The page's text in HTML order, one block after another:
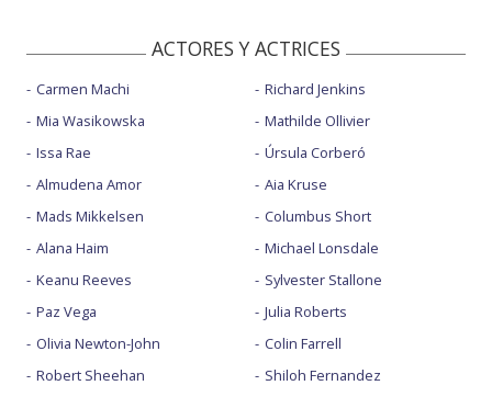
ACTORES Y ACTRICES
Carmen Machi
Mia Wasikowska
Issa Rae
Almudena Amor
Mads Mikkelsen
Alana Haim
Keanu Reeves
Paz Vega
Olivia Newton-John
Robert Sheehan
Richard Jenkins
Mathilde Ollivier
Úrsula Corberó
Aia Kruse
Columbus Short
Michael Lonsdale
Sylvester Stallone
Julia Roberts
Colin Farrell
Shiloh Fernandez